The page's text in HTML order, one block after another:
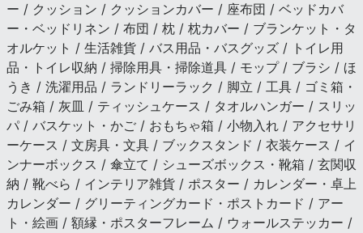
ー / クッション / クッションカバー / 座布団 / ベッドカバ
ー・ベッドリネン / 布団 / 枕 / 枕カバー / ブランケット・タ
オルケット / 生活雑貨 / バス用品・バスグッズ / トイレ用
品・トイレ収納 / 掃除用具・掃除道具 / モップ / ブラシ / ほ
うき / 洗濯用品 / ランドリーラック / 脚立 / 工具 / ゴミ箱・
ごみ箱 / 灰皿 / ティッシュケース / タオルハンガー / スリッ
パ / バスケット・かご / おもちゃ箱 / 小物入れ / アクセサリ
ーケース / 文房具・文具 / ブックスタンド / 衣装ケース / イ
ンナーボックス / 傘立て / シューズボックス・靴箱 / 玄関収
納 / 靴べら / インテリア雑貨 / ポスター / カレンダー・卓上
カレンダー / グリーティングカード・ポストカード / アー
ト・絵画 / 額縁・ポスターフレーム / ウォールステッカー /